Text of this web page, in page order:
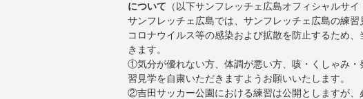
について （以下サンフレッチェ広島オフィシャルサイ
サンフレッチェ広島では、サンフレッチェ広島の練
コロナウイルス等の感染および拡散を防止するため
きます。
①気分が優れない方、体調が悪い方、咳・くしゃみ
習見学を自粛いただきますようお願いいたします。
②吉田サッカー公園における練習は公開としますが